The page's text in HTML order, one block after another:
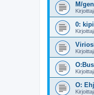
M/
0:
O: